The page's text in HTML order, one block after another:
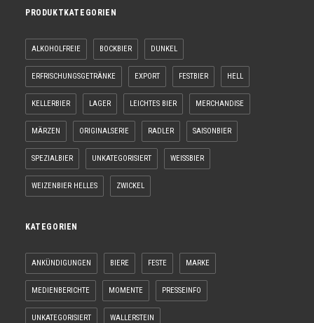
PRODUKTKATEGORIEN
ALKOHOLFREIE BOCKBIER DUNKEL
ERFRISCHUNGSGETRÄNKE EXPORT FESTBIER HELL
KELLERBIER LAGER LEICHTES BIER MERCHANDISE
MÄRZEN ORIGINALSERIE RADLER SAISONBIER
SPEZIALBIER UNKATEGORISIERT WEISSBIER
WEIZENBIER HELLES ZWICKEL
KATEGORIEN
ANKÜNDIGUNGEN BIERE FESTE MARKE
MEDIENBERICHTE MOMENTE PRESSEINFO
UNKATEGORISIERT WALLERSTEIN